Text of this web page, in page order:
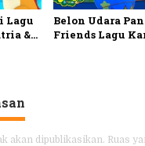
Lagu
&
Belon Udara
Friends Lagu
akan dipublikasikan. Ruas